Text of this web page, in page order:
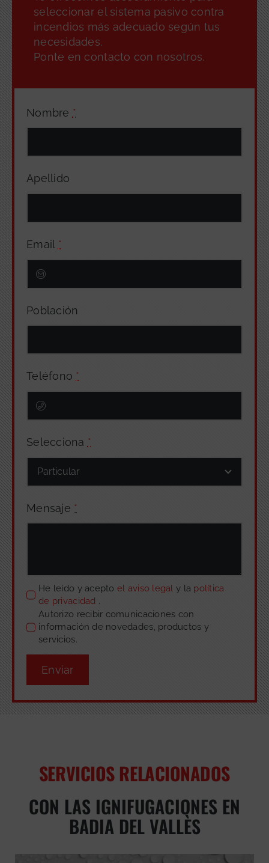
Nombre *
Apellido
Email *
Población
Teléfono *
Selecciona *
Mensaje *
He leído y acepto el aviso legaly la política
de privacidad .
Autorizo recibir comunicaciones con
información de novedades, productos y
servicios.
Enviar
seleccionar el sistema pasivo contra
incendios más adecuado según tus
necesidades.
Ponte en contacto con nosotros.
SERVICIOS RELACIONADOS
CON LAS IGNIFUGACIONES EN
BADIA DEL VALLÈS